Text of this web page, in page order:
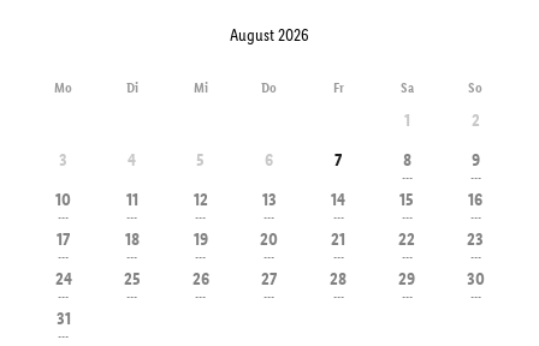
August 2026
Mo Di Mi Do Fr Sa So
1
2
3
4 5 6 7 8
---
9
---
10
---
11
---
12
---
13
---
14
---
15
---
16
---
17
---
18
---
19
---
20
---
21
---
22
---
23
---
24
---
25
---
26
---
27
---
28
---
29
---
30
---
31
---